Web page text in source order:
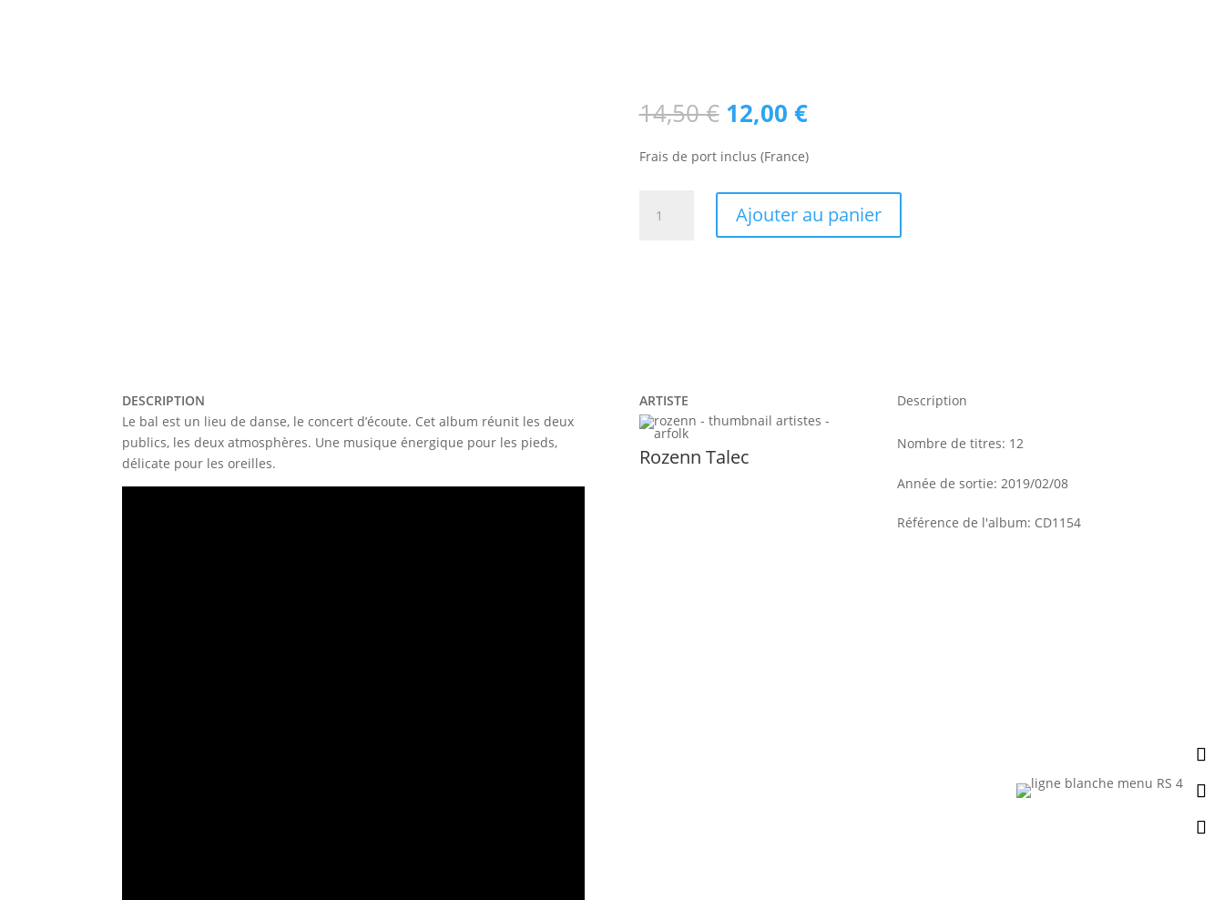
14,50€ Le
prix
initial
était :
14,50 €.
12,00 €Le
prix
actuel
est :
12,00 €.
Frais de port inclus (France)
Ajouter au panier
DESCRIPTION
Le bal est un lieu de danse, le concert d’écoute. Cet album réunit les deux
publics, les deux atmosphères. Une musique énergique pour les pieds,
délicate pour les oreilles.
ARTISTE
Rozenn Talec
Description
Nombre de titres: 12
Année de sortie: 2019/02/08
Référence de l'album: CD1154